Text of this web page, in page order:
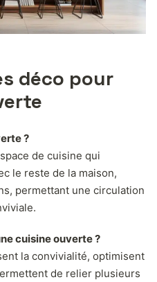
déco pour
?
de cuisine qui
le reste de la maison,
permettant une circulation
cuisine ouverte ?
la convivialité, optimisent
de relier plusieurs